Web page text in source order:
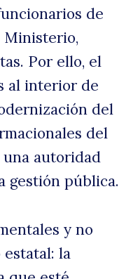
de
Ministerio,
Por ello, el
al interior de
del
del
autoridad
gestión pública.
y no
la